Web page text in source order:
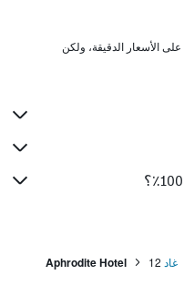
غاد 12
Aphrodite Hotel